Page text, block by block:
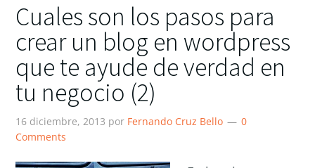
Cuales son los pasos para
crear un blog en wordpress
que te ayude de verdad en
tu negocio (2)
16 diciembre, 2013 por Fernando Cruz Bello
0
Comments